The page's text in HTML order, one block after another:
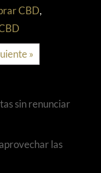
CBD,
»
sin renunciar
las